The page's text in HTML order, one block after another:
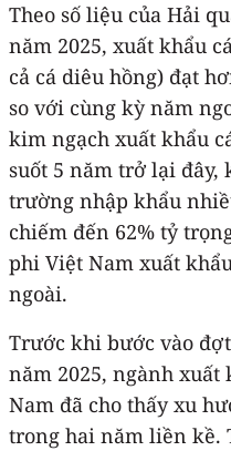
Theo số liệu của Hải
năm 2025, xuất khẩu
cả cá diêu hồng) đạt
so với cùng kỳ năm
kim ngạch xuất khẩu
suốt 5 năm trở lại đây,
trường nhập khẩu
chiếm đến 62% tỷ
phi Việt Nam xuất
ngoài.
Trước khi bước vào
năm 2025, ngành xuất
Nam đã cho thấy xu
trong hai năm liền kề.